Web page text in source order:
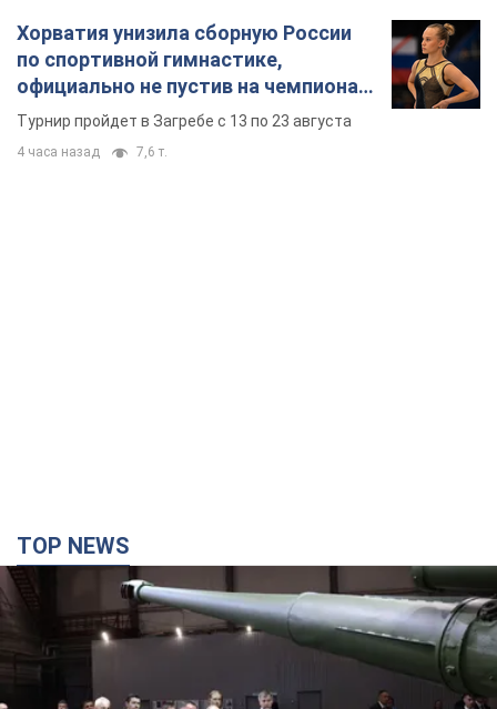
Хорватия унизила сборную России
по спортивной гимнастике,
официально не пустив на чемпионат
Европы основных спортсменов
Турнир пройдет в Загребе с 13 по 23 августа
4 часа назад 7,6 т.
TOP NEWS